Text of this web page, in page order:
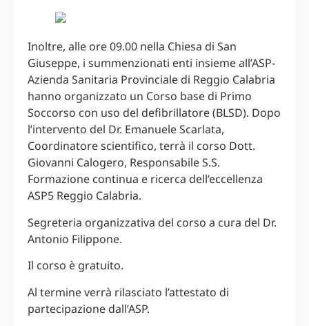
Inoltre, alle ore 09.00 nella Chiesa di San
Giuseppe, i summenzionati enti insieme all’ASP-
Azienda Sanitaria Provinciale di Reggio Calabria
hanno organizzato un Corso base di Primo
Soccorso con uso del defibrillatore (BLSD). Dopo
l’intervento del Dr. Emanuele Scarlata,
Coordinatore scientifico, terrà il corso Dott.
Giovanni Calogero, Responsabile S.S.
Formazione continua e ricerca dell’eccellenza
ASP5 Reggio Calabria.
Segreteria organizzativa del corso a cura del Dr.
Antonio Filippone.
Il corso è gratuito.
Al termine verrà rilasciato l’attestato di
partecipazione dall’ASP.